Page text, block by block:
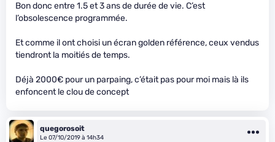
Bon donc entre 1.5 et 3 ans de durée de vie. C’est
l’obsolescence programmée.
Et comme il ont choisi un écran golden référence, ceux vendus
tiendront la moitiés de temps.
Déjà 2000€ pour un parpaing, c’était pas pour moi mais là ils
enfoncent le clou de concept
quegorosoit
Le 07/10/2019 à 14h34